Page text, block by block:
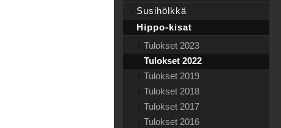
Susihölkkä
Hippo-kisat
Tulokset 2023
Tulokset 2022
Tulokset 2019
Tulokset 2018
Tulokset 2017
Tulokset 2016